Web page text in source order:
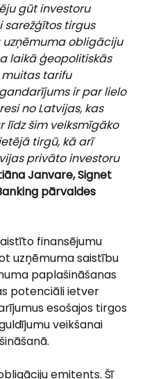
gūt investoru
sarežģītos tirgus
uzņēmuma obligāciju
laikā ģeopolitiskās
muitas tarifu
ir par lielo
no Latvijas, kas
līdz šim veiksmīgāko
tirgū, kā arī
privāto investoru
Janvare, Signet
pārvaldes
finansējumu
uzņēmuma saistību
paplašināšanas
potenciāli ietver
esošajos tirgos
veikšanai
emitents. Šī